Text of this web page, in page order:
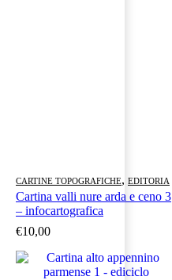
CARTINE TOPOGRAFICHE, EDITORIA
Cartina valli nure arda e ceno 3
– infocartografica
€10,00